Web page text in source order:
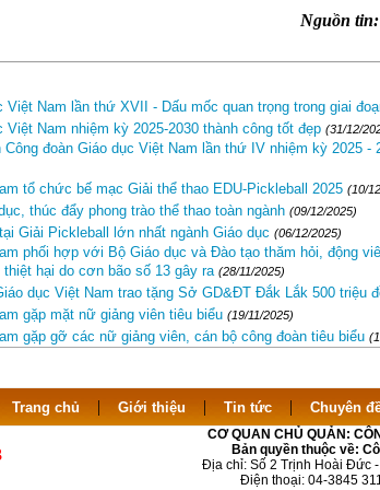
Nguồn
Việt Nam lần thứ XVII - Dấu mốc quan trọng trong giai
Việt Nam nhiệm kỳ 2025-2030 thành công tốt đẹp (31/12/
đoàn Giáo dục Việt Nam lần thứ IV nhiệm kỳ 2025 -
tổ chức bế mạc Giải thể thao EDU-Pickleball 2025 (10/
thúc đẩy phong trào thể thao toàn ngành (09/12/2025)
Giải Pickleball lớn nhất ngành Giáo dục (06/12/2025)
phối hợp với Bộ Giáo dục và Đào tạo thăm hỏi, động
hại do cơn bão số 13 gây ra (28/11/2025)
dục Việt Nam trao tặng Sở GD&ĐT Đắk Lắk 500 triệu
gặp mặt nữ giảng viên tiêu biểu (19/11/2025)
gặp gỡ các nữ giảng viên, cán bộ công đoàn tiêu biểu
Trang chủ | Giới thiệu | Tin tức| Chuyên
CƠ QUAN CHỦ QUẢN:
Bản quyền thuộc về:
Địa chỉ: Số 2 Trịnh Hoài Đức
Điện thoại: 04-3845